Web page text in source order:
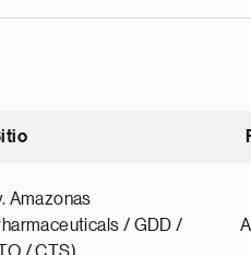
Amazonas
/ GDD /